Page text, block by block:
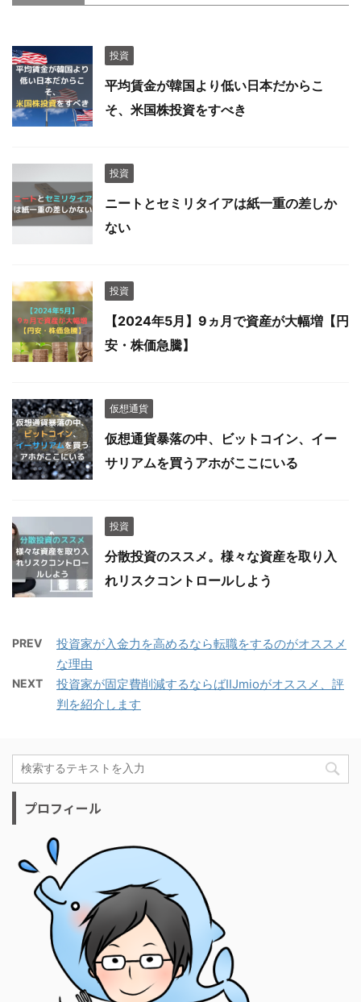
投資
平均賃金が韓国より低い日本だからこ
そ、米国株投資をすべき
投資
ニートとセミリタイアは紙一重の差しか
ない
投資
【2024年5月】9ヵ月で資産が大幅増【円
安・株価急騰】
仮想通貨
仮想通貨暴落の中、ビットコイン、イー
サリアムを買うアホがここにいる
投資
分散投資のススメ。様々な資産を取り入
れリスクコントロールしよう
PREV
投資家が入金力を高めるなら転職をするのがオススメ
な理由
NEXT
投資家が固定費削減するならばIIJmioがオススメ、評
判を紹介します
プロフィール